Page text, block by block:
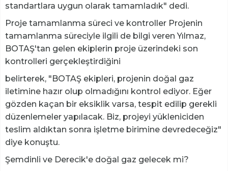
standartlara uygun olarak tamamladık" dedi.
Proje tamamlanma süreci ve kontroller Projenin
tamamlanma süreciyle ilgili de bilgi veren Yılmaz,
BOTAŞ'tan gelen ekiplerin proje üzerindeki son
kontrolleri gerçekleştirdiğini
belirterek, "BOTAŞ ekipleri, projenin doğal gaz
iletimine hazır olup olmadığını kontrol ediyor. Eğer
gözden kaçan bir eksiklik varsa, tespit edilip gerekli
düzenlemeler yapılacak. Biz, projeyi yükleniciden
teslim aldıktan sonra işletme birimine devredeceğiz"
diye konuştu.
Şemdinli ve Derecik'e doğal gaz gelecek mi?